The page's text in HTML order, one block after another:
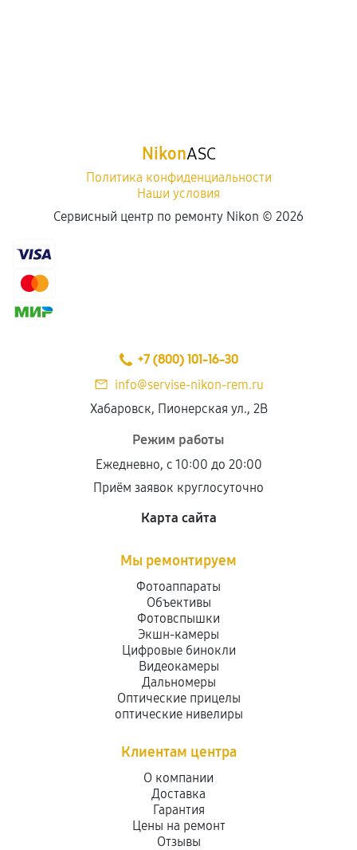
NikonASC
Политика конфиденциальности
Наши условия
Сервисный центр по ремонту Nikon © 2026
+7 (800) 101-16-30
info@servise-nikon-rem.ru
Хабаровск, Пионерская ул., 2В
Режим работы
Ежедневно, с 10:00 до 20:00
Приём заявок круглосуточно
Карта сайта
Мы ремонтируем
Фотоаппараты
Объективы
Фотовспышки
Экшн-камеры
Цифровые бинокли
Видеокамеры
Дальномеры
Оптические прицелы
оптические нивелиры
Клиентам центра
О компании
Доставка
Гарантия
Цены на ремонт
Отзывы